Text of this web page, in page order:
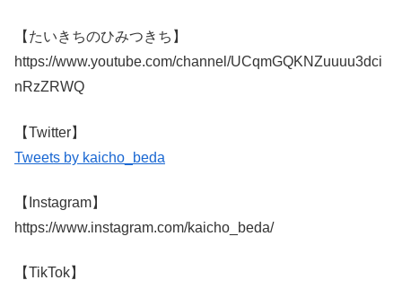
【たいきちのひみつきち】
https://www.youtube.com/channel/UCqmGQKNZuuuu3dci
nRzZRWQ
【Twitter】
Tweets by kaicho_beda
【Instagram】
https://www.instagram.com/kaicho_beda/
【TikTok】